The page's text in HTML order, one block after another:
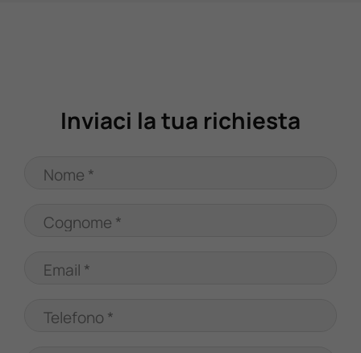
Lavora Con Noi
Contattaci
Inviaci la tua richiesta
Nome *
Cognome *
Email *
Telefono *